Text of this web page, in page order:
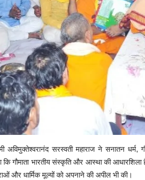
अविमुक्तेश्वरानंद सरस्वती महाराज ने सनातन धर्म,
कि गौमाता भारतीय संस्कृति और आस्था की
और धार्मिक मूल्यों को अपनाने की अपील भी की।